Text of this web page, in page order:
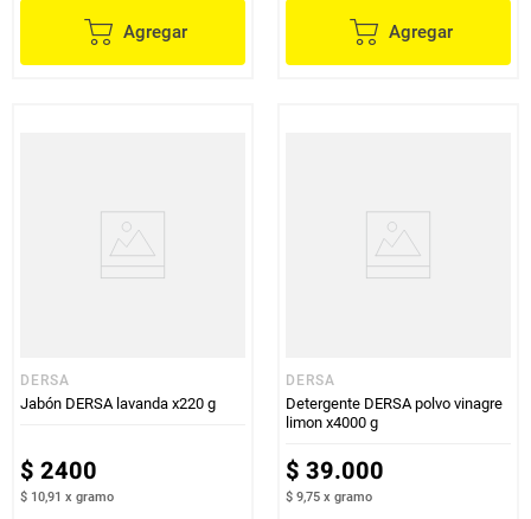
Agregar Agregar
DERSA
Jabón DERSA lavanda x220 g
$ 2400
$ 10,91 x gramo
DERSA
Detergente DERSA polvo vinagre
limon x4000 g
$ 39.000
$ 9,75 x gramo